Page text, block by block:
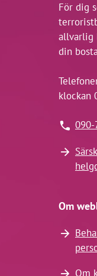
För dig
allvarlig
din
klockan
Om
Om